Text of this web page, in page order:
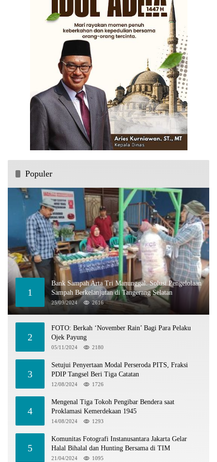
Populer
1
Bank Sampah Arta Tri Manunggal: Solusi Pengelolaan
Sampah Berkelanjutan di Tangerang Selatan
25/09/2024 2616
2
FOTO: Berkah ‘November Rain’ Bagi Para Pelaku
Ojek Payung
05/11/2024 2180
3
Setujui Penyertaan Modal Perseroda PITS, Fraksi
PDIP Tangsel Beri Tiga Catatan
12/08/2024 1726
4
Mengenal Tiga Tokoh Pengibar Bendera saat
Proklamasi Kemerdekaan 1945
14/08/2024 1293
5
Komunitas Fotografi Instanusantara Jakarta Gelar
Halal Bihalal dan Hunting Bersama di TIM
21/04/2024 1095